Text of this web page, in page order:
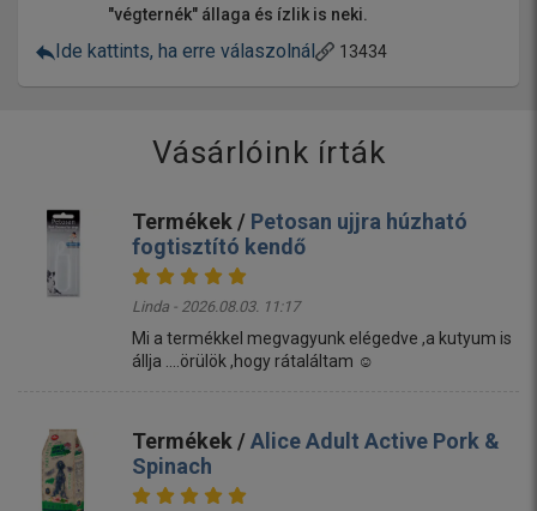
"végternék" állaga és ízlik is neki.
Ide kattints, ha erre válaszolnál 13434
Vásárlóink írták
Termékek / Petosan ujjra húzható
fogtisztító kendő
Linda - 2026.08.03. 11:17
Mi a termékkel megvagyunk elégedve ,a kutyum is
állja ....örülök ,hogy rátaláltam ☺️
Termékek /Alice Adult Active Pork &
Spinach